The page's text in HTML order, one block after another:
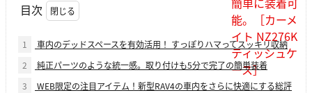
目次
1
車内のデッドスペースを有効活用！ すっぽりハマってスッキリ収納
2
純正パーツのような統一感。取り付けも5分で完了の簡単装着
3
WEB限定の注目アイテム！新型RAV4の車内をさらに快適にする総評